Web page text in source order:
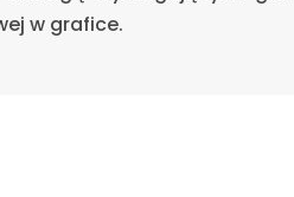
w grafice.